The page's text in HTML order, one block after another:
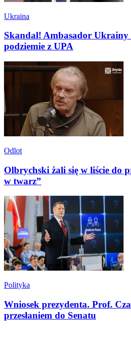
Ukraina
Skandal! Ambasador Ukrainy
podziemie z UPA
Odlot
Olbrychski żali się w liście do
w twarz”
Polityka
Wniosek prezydenta. Prof.
przesłaniem do Senatu